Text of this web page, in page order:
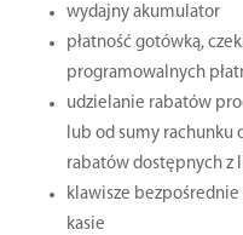
wydajny akumulator
płatność gotówką,
programowalnych
udzielanie rabatów
lub od sumy rachunku
rabatów dostępnych z
klawisze
kasie